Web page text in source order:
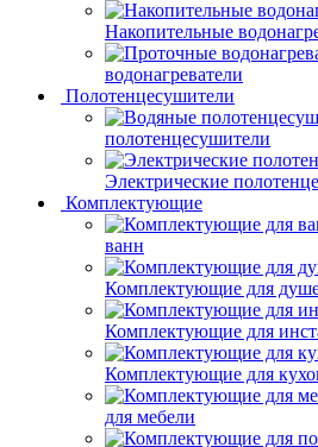
Накопительные
водонагреватели
Полотенцесушители
полотенцесушители
Электрические
Комплектующие
ванн
Комплектующие для
Комплектующие для
Комплектующие для
для мебели